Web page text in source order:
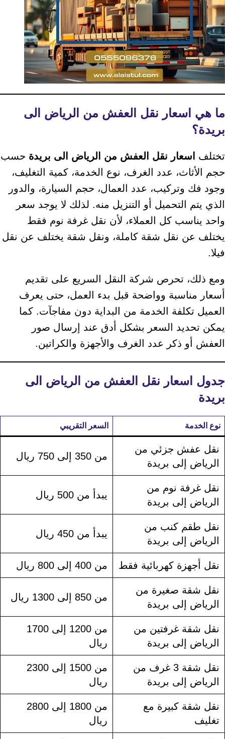
ما هي اسعار نقل العفش من الرياض الى
بريدة؟
تختلف اسعار نقل العفش من الرياض الى بريدة حسب
حجم الأثاث، عدد الغرف، نوع الخدمة، كمية التغليف،
وجود فك وتركيب، عدد العمال، حجم السيارة، والدور
الذي يتم التحميل أو التنزيل منه. لذلك لا يوجد سعر
واحد يناسب كل العملاء، لأن نقل غرفة نوم فقط
يختلف عن نقل شقة كاملة، ونقل شقة يختلف عن نقل
فيلا.
ومع ذلك، تحرص شركة النقل السريع على تقديم
أسعار مناسبة وواضحة قبل بدء العمل، حتى يعرف
العميل تكلفة الخدمة من البداية دون مفاجآت. كما
يمكن تحديد السعر بشكل أدق عند إرسال صور
العفش أو ذكر عدد الغرف والأجهزة والكراتين.
جدول اسعار نقل العفش من الرياض الى
بريدة
نوع الخدمة السعر التقريبي
نقل عفش جزئي من
الرياض إلى بريدة
من 350 إلى 750 ريال
نقل غرفة نوم من
الرياض إلى بريدة
يبدأ من 500 ريال
نقل طقم كنب من
الرياض إلى بريدة
يبدأ من 450 ريال
نقل أجهزة كهربائية فقط من 400 إلى 800 ريال
نقل شقة صغيرة من
الرياض إلى بريدة
من 850 إلى 1300 ريال
نقل شقة غرفتين من
الرياض إلى بريدة
من 1200 إلى 1700
ريال
نقل شقة 3 غرف من
الرياض إلى بريدة
من 1500 إلى 2300
ريال
نقل شقة كبيرة مع
تغليف
من 1800 إلى 2800
ريال